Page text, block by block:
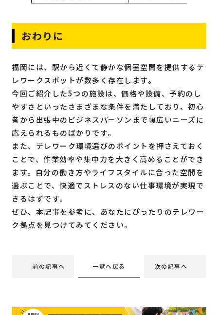
おわりに
福岡には、駅から近くて静かな個室空間を提供するテ
レワークスポットが数多く存在します。
今回ご紹介した5つの施設は、価格や設備、予約のし
やすさといったさまざまな条件を満たしており、初心
者から出張中のビジネスパーソンまで幅広いニーズに
応えられるものばかりです。
また、テレワーク環境選びのポイントを押さえておく
ことで、作業効率や集中力を大きく高めることができ
ます。自分の働き方やライフスタイルに合った空間を
選ぶことで、快適でストレスのない仕事環境が実現で
きるはずです。
ぜひ、本記事を参考に、あなたにぴったりのテレワー
ク拠点を見つけてみてください。
前の記事へ 一覧へ戻る 次の記事へ